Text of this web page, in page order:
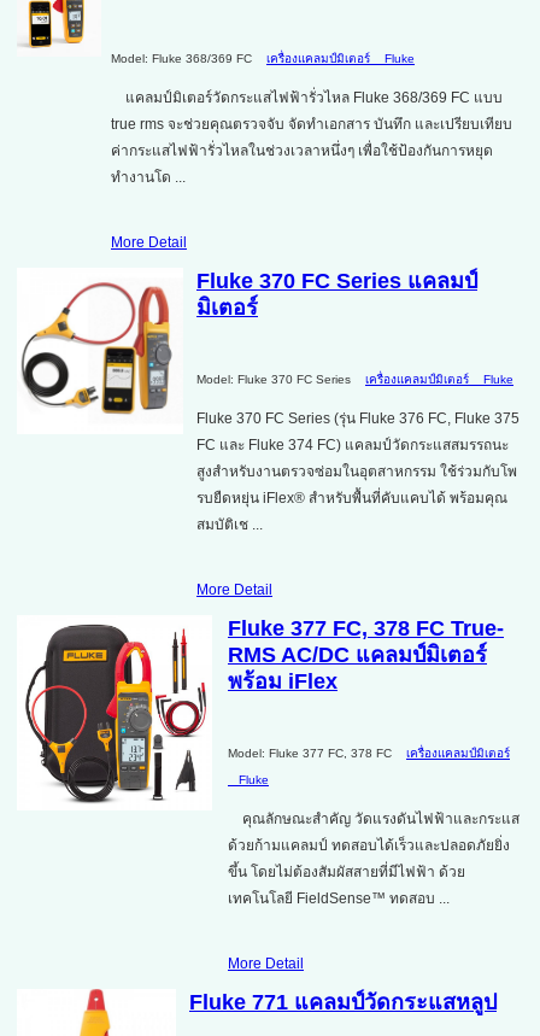
Model: Fluke 368/369 FC เครื่องแคลมป์มิเตอร์ Fluke
แคลมป์มิเตอร์วัดกระแสไฟฟ้ารั่วไหล Fluke 368/369 FC แบบ
true rms จะช่วยคุณตรวจจับ จัดทำเอกสาร บันทึก และเปรียบเทียบ
ค่ากระแสไฟฟ้ารั่วไหลในช่วงเวลาหนึ่งๆ เพื่อใช้ป้องกันการหยุด
ทำงานโด ...
More Detail
Fluke 370 FC Series แคลมป์
มิเตอร์
Model: Fluke 370 FC Series เครื่องแคลมป์มิเตอร์ Fluke
Fluke 370 FC Series (รุ่น Fluke 376 FC, Fluke 375
FC และ Fluke 374 FC) แคลมป์วัดกระแสสมรรถนะ
สูงสำหรับงานตรวจซ่อมในอุตสาหกรรม ใช้ร่วมกับโพ
รบยืดหยุ่น iFlex® สำหรับพื้นที่คับแคบได้ พร้อมคุณ
สมบัติเช ...
More Detail
Fluke 377 FC, 378 FC True-
RMS AC/DC แคลมป์มิเตอร์
พร้อม iFlex
Model: Fluke 377 FC, 378 FC
เครื่องแคลมป์มิเตอร์
Fluke
คุณลักษณะสำคัญ วัดแรงดันไฟฟ้าและกระแส
ด้วยก้ามแคลมป์ ทดสอบได้เร็วและปลอดภัยยิ่ง
ขึ้น โดยไม่ต้องสัมผัสสายที่มีไฟฟ้า ด้วย
เทคโนโลยี FieldSense™ ทดสอบ ...
More Detail
Fluke 771 แคลมป์วัดกระแสหลูป